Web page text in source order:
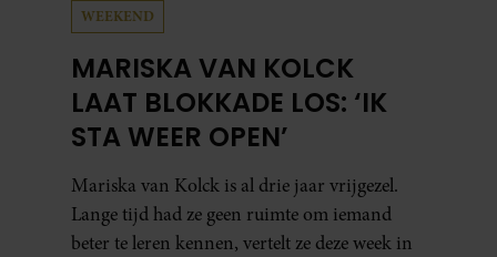
WEEKEND
MARISKA VAN KOLCK
LAAT BLOKKADE LOS: ‘IK
STA WEER OPEN’
Mariska van Kolck is al drie jaar vrijgezel.
Lange tijd had ze geen ruimte om iemand
beter te leren kennen, vertelt ze deze week in